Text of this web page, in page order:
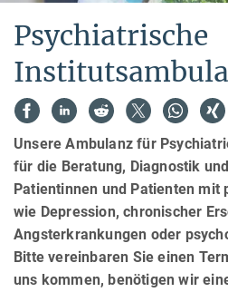
Psychiatrische
Unsere Ambulanz für
für die Beratung, Diagnostik
Patientinnen und Patienten mit
wie Depression, chronischer
Angsterkrankungen oder
Bitte vereinbaren Sie einen
uns kommen, benötigen wir